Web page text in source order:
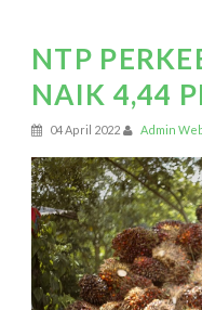
NTP
NAIK 4,44
04 April 2022 Admin